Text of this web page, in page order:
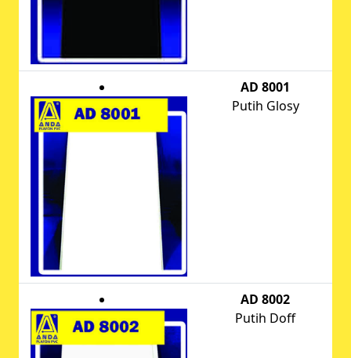
AD 8001
Putih Glosy
AD 8002
Putih Doff